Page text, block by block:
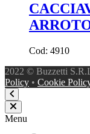
Cod: 4910
2022 © Buzzetti
Policy • Cookie
Menu